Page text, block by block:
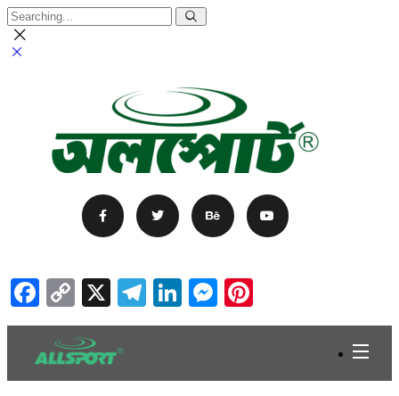
Facebook
Copy
Link
X Telegram
LinkedIn
Messenger